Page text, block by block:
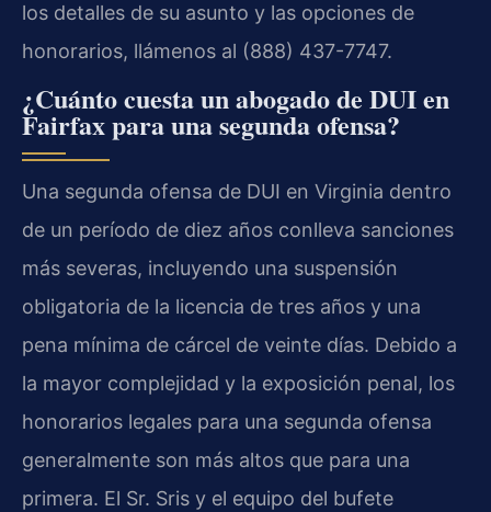
los detalles de su asunto y las opciones de
honorarios, llámenos al (888) 437-7747.
¿Cuánto cuesta un abogado de DUI en
Fairfax para una segunda ofensa?
Una segunda ofensa de DUI en Virginia dentro
de un período de diez años conlleva sanciones
más severas, incluyendo una suspensión
obligatoria de la licencia de tres años y una
pena mínima de cárcel de veinte días. Debido a
la mayor complejidad y la exposición penal, los
honorarios legales para una segunda ofensa
generalmente son más altos que para una
primera. El Sr. Sris y el equipo del bufete